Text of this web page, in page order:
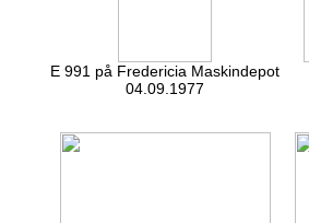
E 991 på Fredericia Maskindepot
04.09.1977